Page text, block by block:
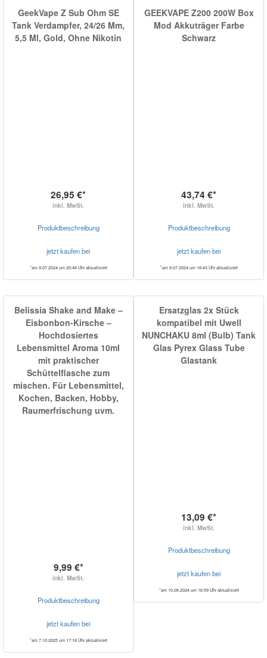
GeekVape Z Sub Ohm SE
Tank Verdampfer, 24/26 Mm,
5,5 Ml, Gold, Ohne Nikotin
26,95 €*
inkl. MwSt.
Produktbeschreibung
jetzt kaufen bei
*am 9.07.2024 um 20:48 Uhr aktualisiert
GEEKVAPE Z200 200W Box
Mod Akkuträger Farbe
Schwarz
43,74 €*
inkl. MwSt.
Produktbeschreibung
jetzt kaufen bei
*am 9.07.2024 um 18:43 Uhr aktualisiert
Belissia Shake and Make –
Eisbonbon-Kirsche –
Hochdosiertes
Lebensmittel Aroma 10ml
mit praktischer
Schüttelflasche zum
mischen. Für Lebensmittel,
Kochen, Backen, Hobby,
Raumerfrischung uvm.
9,99 €*
inkl. MwSt.
Produktbeschreibung
jetzt kaufen bei
*am 7.10.2025 um 17:18 Uhr aktualisiert
Ersatzglas 2x Stück
kompatibel mit Uwell
NUNCHAKU 8ml (Bulb) Tank
Glas Pyrex Glass Tube
Glastank
13,09 €*
inkl. MwSt.
Produktbeschreibung
jetzt kaufen bei
*am 10.08.2024 um 16:59 Uhr aktualisiert